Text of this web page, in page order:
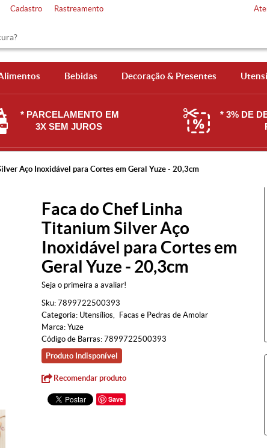
Cadastro Rastreamento
Bebidas Decoração & Presentes
* PARCELAMENTO EM
3X SEM JUROS
* 3% DE
Aço Inoxidável para Cortes em Geral Yuze - 20,3cm
Faca do Chef Linha
Titanium Silver Aço
Inoxidável para Cortes em
Geral Yuze - 20,3cm
Seja o primeira a avaliar!
Sku: 7899722500393
Categoria: Utensílios
Facas e Pedras de Amolar
Marca: Yuze
Código de Barras: 7899722500393
Produto Indisponível
Recomendar produto
Save